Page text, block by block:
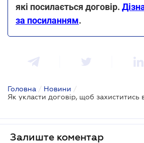
які посилається договір.
за посиланням.
Головна / Новини /
Залиште коментар